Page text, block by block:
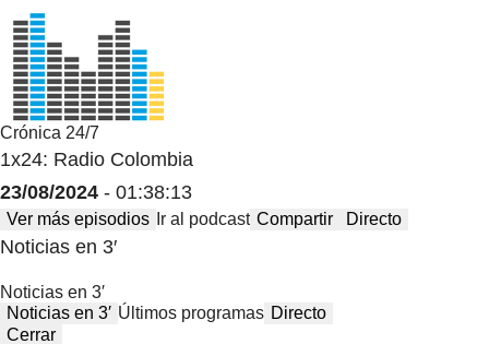
Crónica 24/7
1x24: Radio Colombia
23/08/2024 - 01:38:13
Ver más episodios Ir al podcast Compartir Directo
Noticias en 3′
Noticias en 3′
Noticias en 3′ Últimos programas Directo
Cerrar